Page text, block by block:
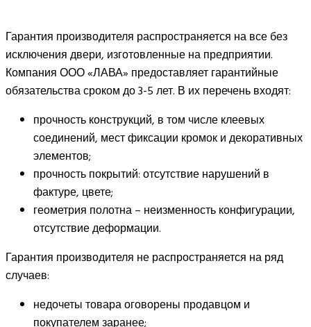
Гарантия производителя распространяется на все без
исключения двери, изготовленные на предприятии.
Компания ООО «ЛАВА» предоставляет гарантийные
обязательства сроком до 3-5 лет. В их перечень входят:
прочность конструкций, в том числе клеевых
соединений, мест фиксации кромок и декоративных
элементов;
прочность покрытий: отсутствие нарушений в
фактуре, цвете;
геометрия полотна – неизменность конфигурации,
отсутствие деформации.
Гарантия производителя не распространяется на ряд
случаев:
недочеты товара оговорены продавцом и
покупателем заранее;